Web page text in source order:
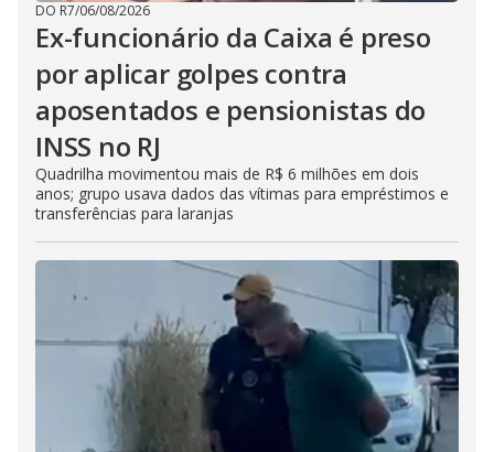
DO R7/06/08/2026
Ex-funcionário da Caixa é preso
por aplicar golpes contra
aposentados e pensionistas do
INSS no RJ
Quadrilha movimentou mais de R$ 6 milhões em dois
anos; grupo usava dados das vítimas para empréstimos e
transferências para laranjas